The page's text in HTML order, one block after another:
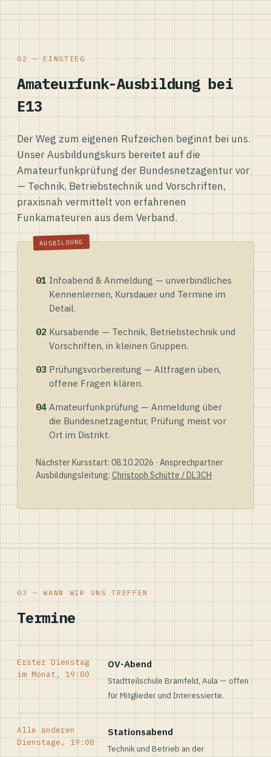
02 — EINSTIEG
Amateurfunk-Ausbildung bei
E13
Der Weg zum eigenen Rufzeichen beginnt bei uns.
Unser Ausbildungskurs bereitet auf die
Amateurfunkprüfung der Bundesnetzagentur vor
— Technik, Betriebstechnik und Vorschriften,
praxisnah vermittelt von erfahrenen
Funkamateuren aus dem Verband.
01 Infoabend & Anmeldung — unverbindliches
Kennenlernen, Kursdauer und Termine im
Detail.
02 Kursabende — Technik, Betriebstechnik und
Vorschriften, in kleinen Gruppen.
03 Prüfungsvorbereitung — Altfragen üben,
offene Fragen klären.
04 Amateurfunkprüfung — Anmeldung über
die Bundesnetzagentur, Prüfung meist vor
Ort im Distrikt.
Nächster Kursstart: 08.10.2026 · Ansprechpartner
Ausbildungsleitung: Christoph Schütte / DL3CH
03 — WANN WIR UNS TREFFEN
Termine
Erster Dienstag
im Monat, 19:00
OV-Abend
Stadtteilschule Bramfeld, Aula — offen
für Mitglieder und Interessierte.
Alle anderen
Dienstage, 19:00
Stationsabend
Technik und Betrieb an der